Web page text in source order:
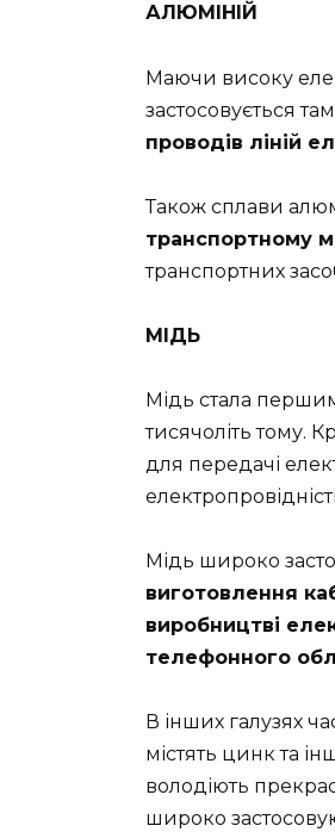
АЛЮМІНІЙ
Маючи високу
застосовується
проводів ліній
Також сплави
транспортному
транспортних
МІДЬ
Мідь стала
тисячоліть тому.
для передачі
Мідь широко
виготовлення
виробництві
телефонного
В інших галузях
містять цинк та
володіють
широко